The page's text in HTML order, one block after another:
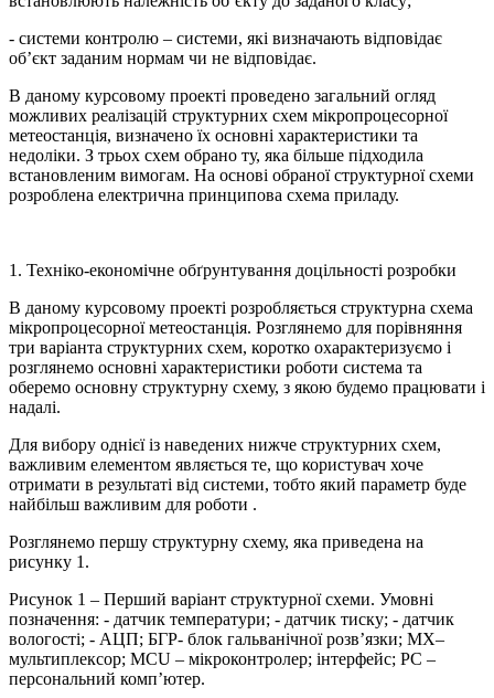
- системи контролю – системи, які визначають відповідає
об’єкт заданим нормам чи не відповідає.
В даному курсовому проекті проведено загальний огляд
можливих реалізацій структурних схем мікропроцесорної
метеостанція, визначено їх основні характеристики та
недоліки. З трьох схем обрано ту, яка більше підходила
встановленим вимогам. На основі обраної структурної схеми
розроблена електрична принципова схема приладу.
1. Техніко-економічне обґрунтування доцільності розробки
В даному курсовому проекті розробляється структурна схема
мікропроцесорної метеостанція. Розглянемо для порівняння
три варіанта структурних схем, коротко охарактеризуємо і
розглянемо основні характеристики роботи система та
оберемо основну структурну схему, з якою будемо працювати і
надалі.
Для вибору однієї із наведених нижче структурних схем,
важливим елементом являється те, що користувач хоче
отримати в результаті від системи, тобто який параметр буде
найбільш важливим для роботи .
Розглянемо першу структурну схему, яка приведена на
рисунку 1.
Рисунок 1 – Перший варіант структурної схеми. Умовні
позначення: - датчик температури; - датчик тиску; - датчик
вологості; - АЦП; БГР- блок гальванічної розв’язки; MX–
мультиплексор; MCU – мікроконтролер; інтерфейс; PC –
персональний комп’ютер.